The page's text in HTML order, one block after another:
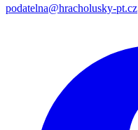
podatelna@hracholusky-pt.cz